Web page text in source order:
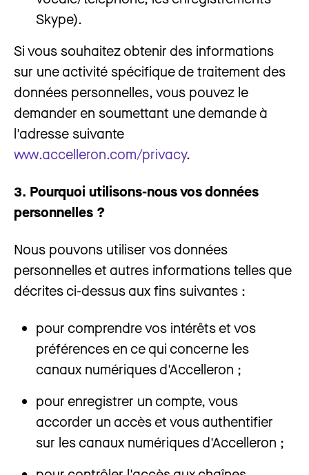
Skype).
Si vous souhaitez obtenir des informations
sur une activité spécifique de traitement des
données personnelles, vous pouvez le
demander en soumettant une demande à
l'adresse suivante
www.accelleron.com/privacy.
3. Pourquoi utilisons-nous vos données
personnelles ?
Nous pouvons utiliser vos données
personnelles et autres informations telles que
décrites ci-dessus aux fins suivantes :
pour comprendre vos intérêts et vos
préférences en ce qui concerne les
canaux numériques d'Accelleron ;
pour enregistrer un compte, vous
accorder un accès et vous authentifier
sur les canaux numériques d'Accelleron ;